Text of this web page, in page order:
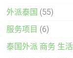
外派泰国 (55)
服务项目 (6)
泰国外派 商务 生